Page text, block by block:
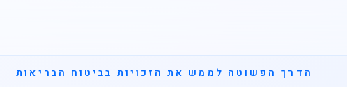
הדרך הפשוטה לממש את הזכויות בביטוח הבריאות